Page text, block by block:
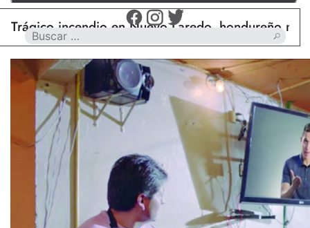
incendio en Nuevo Laredo, hondureño muere